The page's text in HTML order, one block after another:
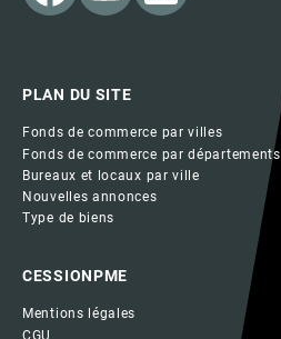
PLAN DU SITE
Fonds de commerce par villes
Fonds de commerce par départements
Bureaux et locaux par ville
Nouvelles annonces
Type de biens
CESSIONPME
Mentions légales
CGU